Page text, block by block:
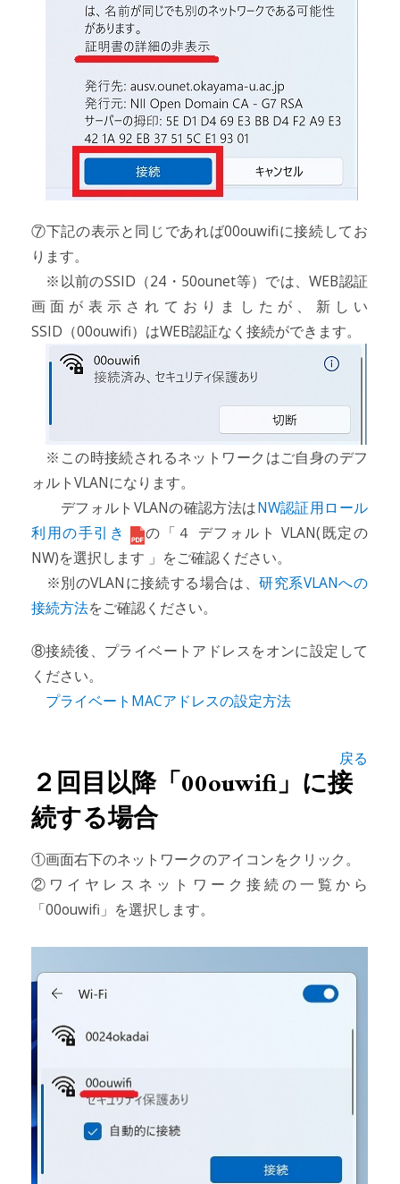
⑦下記の表示と同じであれば00ouwifiに接続してお
ります。
※以前のSSID（24・50ounet等）では、WEB認証
画面が表示されておりましたが、新しい
SSID（00ouwifi）はWEB認証なく接続ができます。
※この時接続されるネットワークはご自身のデフ
ォルトVLANになります。
デフォルトVLANの確認方法はNW認証用ロール
利用の手引き
の「４ デフォルト VLAN(既定の
NW)を選択します 」をご確認ください。
※別のVLANに接続する場合は、研究系VLANへの
接続方法をご確認ください。
⑧接続後、プライベートアドレスをオンに設定して
ください。
プライベートMACアドレスの設定方法
戻る
２回目以降「00ouwifi」に接
続する場合
①画面右下のネットワークのアイコンをクリック。
②ワイヤレスネットワーク接続の一覧から
「00ouwifi」を選択します。